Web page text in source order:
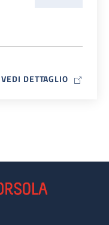
VEDI DETTAGLIO MAP ICON